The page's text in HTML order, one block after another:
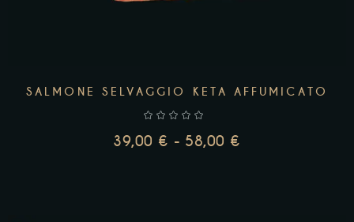
SALMONE SELVAGGIO KETA AFFUMICATO
39,00 € - 58,00 €